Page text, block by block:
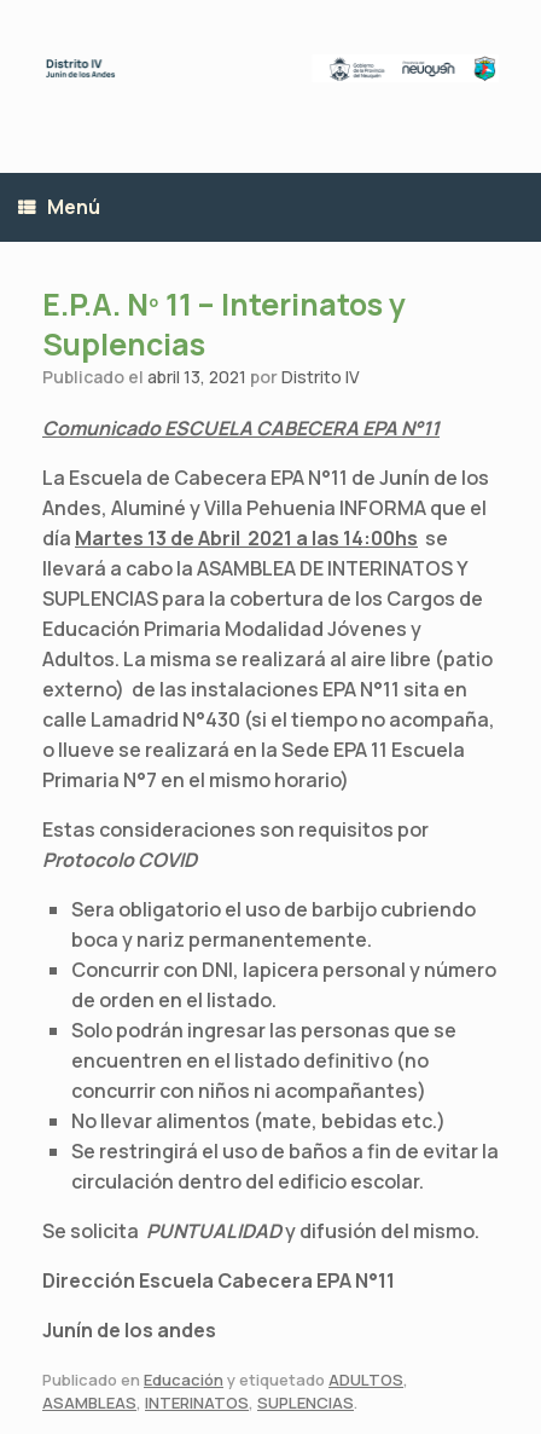
contenido
Menú
E.P.A. Nº 11 – Interinatos y
Suplencias
Publicado el abril 13, 2021 porDistrito IV
Comunicado ESCUELA CABECERA EPA N°11
La Escuela de Cabecera EPA N°11 de Junín de los
Andes, Aluminé y Villa Pehuenia INFORMA que el
día Martes 13 de Abril 2021 a las 14:00hs se
llevará a cabo la ASAMBLEA DE INTERINATOS Y
SUPLENCIAS para la cobertura de los Cargos de
Educación Primaria Modalidad Jóvenes y
Adultos. La misma se realizará al aire libre (patio
externo) de las instalaciones EPA N°11 sita en
calle Lamadrid N°430 (si el tiempo no acompaña,
o llueve se realizará en la Sede EPA 11 Escuela
Primaria N°7 en el mismo horario)
Estas consideraciones son requisitos por
Protocolo COVID
Sera obligatorio el uso de barbijo cubriendo
boca y nariz permanentemente.
Concurrir con DNI, lapicera personal y número
de orden en el listado.
Solo podrán ingresar las personas que se
encuentren en el listado definitivo (no
concurrir con niños ni acompañantes)
No llevar alimentos (mate, bebidas etc.)
Se restringirá el uso de baños a fin de evitar la
circulación dentro del edificio escolar.
Se solicita PUNTUALIDADy difusión del mismo.
Dirección Escuela Cabecera EPA N°11
Junín de los andes
Publicado en Educación y etiquetado ADULTOS,
ASAMBLEAS, INTERINATOS, SUPLENCIAS.